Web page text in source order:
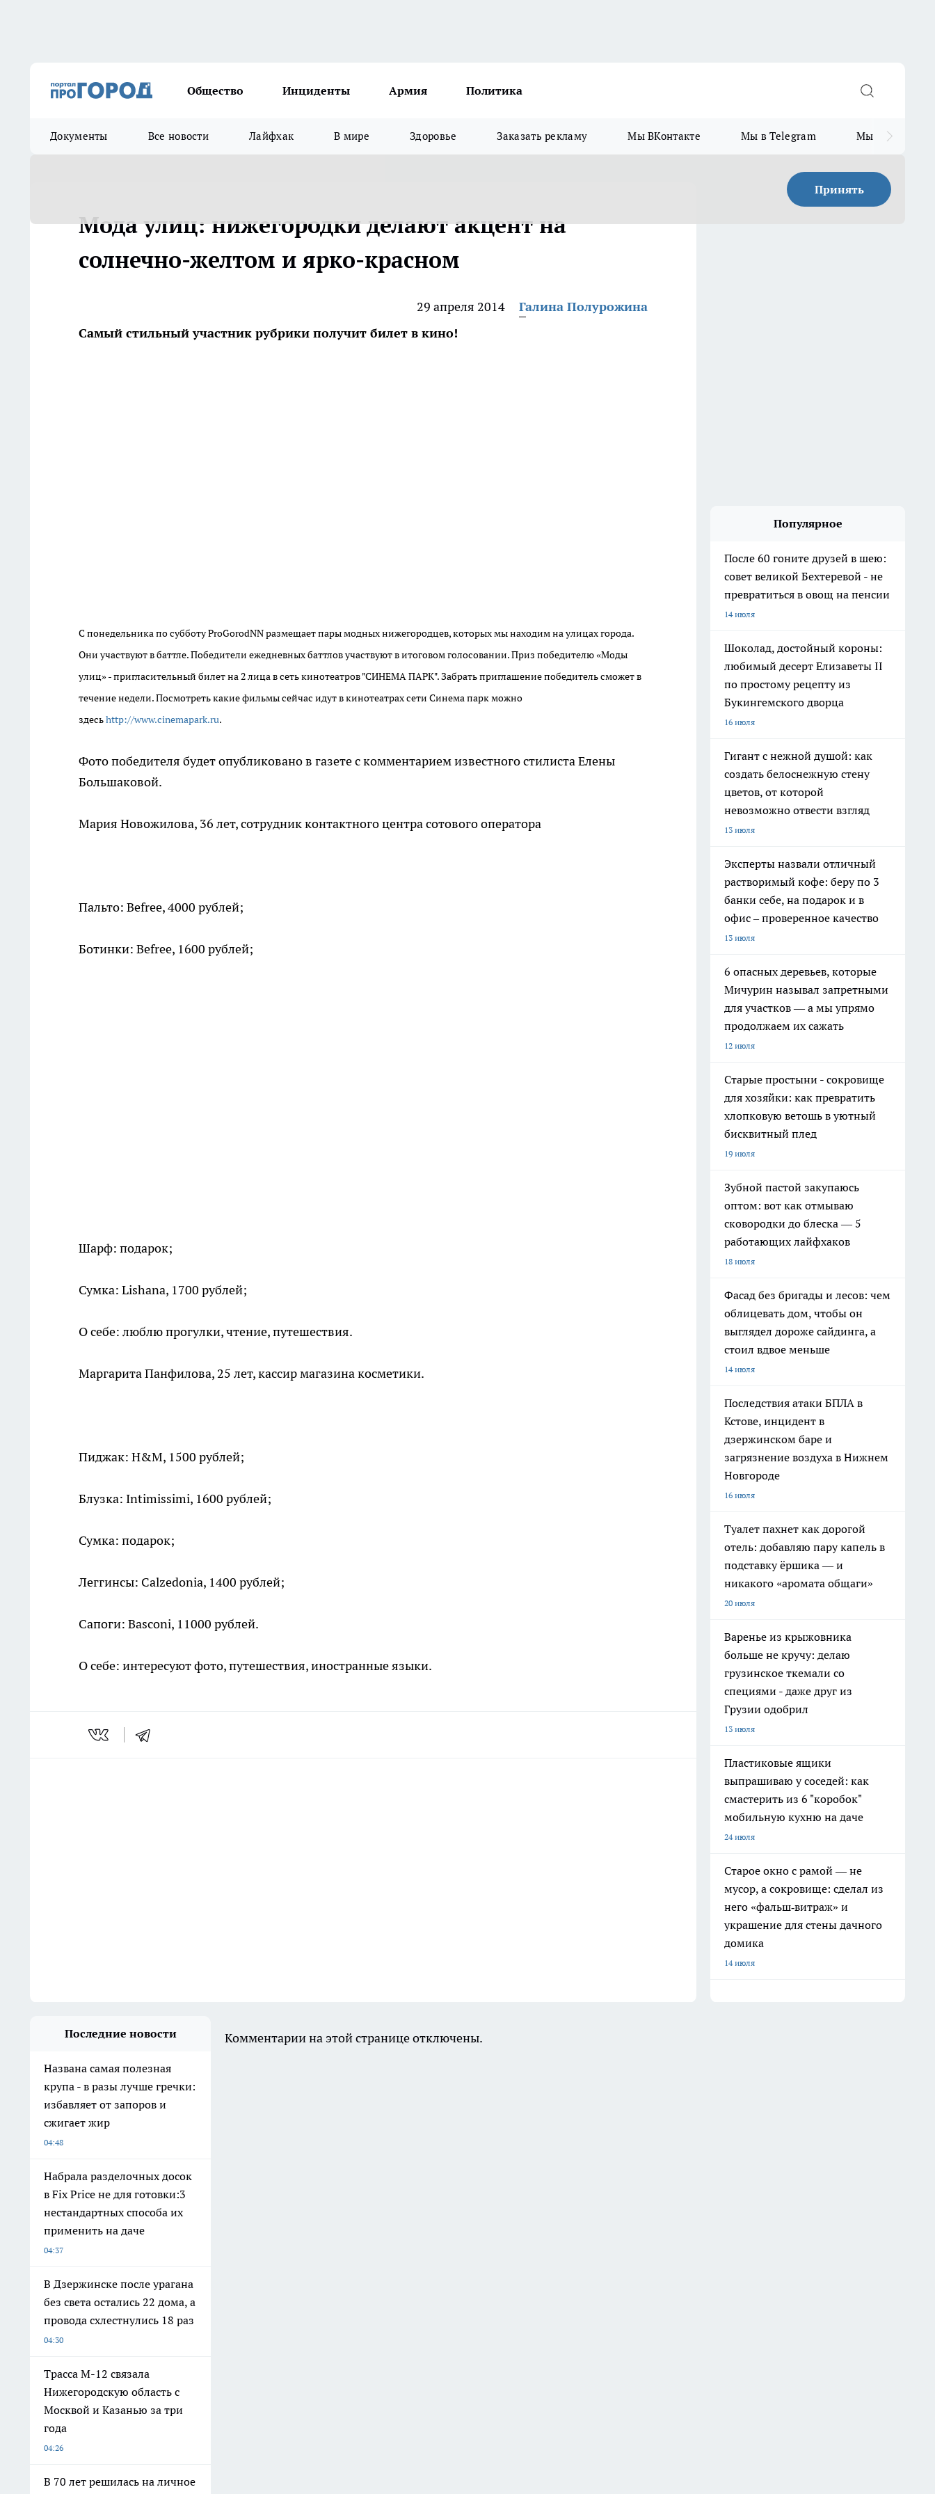
Общество Инциденты Армия Политика
Документы Все новости Лайфхак В мире Здоровье Заказать рекламу Мы ВКонтакте Мы в Telegram Мы в MAX
Принять
Мода улиц: нижегородки делают акцент на
солнечно-желтом и ярко-красном
29 апреля 2014
Галина Полурожина
Самый стильный участник рубрики получит билет в кино!
С понедельника по субботу ProGorodNN размещает пары модных нижегородцев, которых мы находим на улицах города.
Они участвуют в баттле. Победители ежедневных баттлов участвуют в итоговом голосовании. Приз победителю «Моды
улиц» - пригласительный билет на 2 лица в сеть кинотеатров "СИНЕМА ПАРК". Забрать приглашение победитель сможет в
течение недели. Посмотреть какие фильмы сейчас идут в кинотеатрах сети Синема парк можно
здесьhttp://www.cinemapark.ru.
Фото победителя будет опубликовано в газете с комментарием известного стилиста Елены
Большаковой.
Мария Новожилова, 36 лет, сотрудник контактного центра сотового оператора
Пальто: Befree, 4000 рублей;
Ботинки: Befree, 1600 рублей;
Шарф: подарок;
Сумка: Lishana, 1700 рублей;
О себе: люблю прогулки, чтение, путешествия.
Маргарита Панфилова, 25 лет, кассир магазина косметики.
Пиджак: H&M, 1500 рублей;
Блузка: Intimissimi, 1600 рублей;
Сумка: подарок;
Леггинсы: Calzedonia, 1400 рублей;
Сапоги: Basconi, 11000 рублей.
О себе: интересуют фото, путешествия, иностранные языки.
Популярное
После 60 гоните друзей в шею:
совет великой Бехтеревой - не
превратиться в овощ на пенсии
14 июля
Шоколад, достойный короны:
любимый десерт Елизаветы II
по простому рецепту из
Букингемского дворца
16 июля
Гигант с нежной душой: как
создать белоснежную стену
цветов, от которой
невозможно отвести взгляд
13 июля
Эксперты назвали отличный
растворимый кофе: беру по 3
банки себе, на подарок и в
офис – проверенное качество
13 июля
6 опасных деревьев, которые
Мичурин называл запретными
для участков — а мы упрямо
продолжаем их сажать
12 июля
Старые простыни - сокровище
для хозяйки: как превратить
хлопковую ветошь в уютный
бисквитный плед
19 июля
Зубной пастой закупаюсь
оптом: вот как отмываю
сковородки до блеска — 5
работающих лайфхаков
18 июля
Фасад без бригады и лесов: чем
облицевать дом, чтобы он
выглядел дороже сайдинга, а
стоил вдвое меньше
14 июля
Последствия атаки БПЛА в
Кстове, инцидент в
дзержинском баре и
загрязнение воздуха в Нижнем
Новгороде
16 июля
Туалет пахнет как дорогой
отель: добавляю пару капель в
подставку ёршика — и
никакого «аромата общаги»
20 июля
Варенье из крыжовника
больше не кручу: делаю
грузинское ткемали со
специями - даже друг из
Грузии одобрил
13 июля
Пластиковые ящики
выпрашиваю у соседей: как
смастерить из 6 "коробок"
мобильную кухню на даче
24 июля
Старое окно с рамой — не
мусор, а сокровище: сделал из
него «фальш‑витраж» и
украшение для стены дачного
домика
14 июля
Последние новости
Названа самая полезная
крупа - в разы лучше гречки:
избавляет от запоров и
сжигает жир
04:48
Набрала разделочных досок
в Fix Price не для готовки:3
нестандартных способа их
применить на даче
04:37
В Дзержинске после урагана
без света остались 22 дома, а
провода схлестнулись 18 раз
04:30
Трасса М-12 связала
Нижегородскую область с
Москвой и Казанью за три
года
04:26
В 70 лет решилась на личное
Комментарии на этой странице отключены.